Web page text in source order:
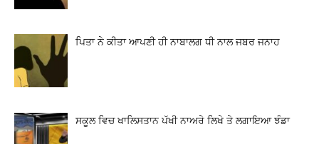
ਪਿਤਾ ਨੇ ਕੀਤਾ ਆਪਣੀ ਹੀ ਨਾਬਾਲਗ ਧੀ ਨਾਲ ਜਬਰ ਜਨਾਹ
ਸਕੂਲ ਵਿਚ ਖਾਲਿਸਤਾਨ ਪੱਖੀ ਨਾਅਰੇ ਲਿਖੇ ਤੇ ਲਗਾਇਆ ਝੰਡਾ